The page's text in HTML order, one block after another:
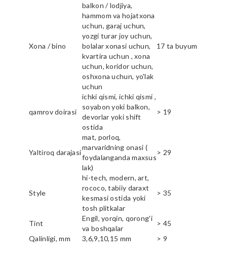
Xona / bino
balkon / lodjiya,
hammom va hojatxona
uchun, garaj uchun,
yozgi turar joy uchun,
bolalar xonasi uchun,
kvartira uchun , xona
uchun, koridor uchun,
oshxona uchun, yo'lak
uchun
17 ta buyum
qamrov doirasi
ichki qismi, ichki qismi ,
soyabon yoki balkon,
devorlar yoki shift
ostida
> 19
Yaltiroq darajasi
mat, porloq,
marvaridning onasi (
foydalanganda maxsus
lak)
> 29
Style
hi-tech, modern, art,
rococo, tabiiy daraxt
kesmasi ostida yoki
tosh plitkalar
> 35
Tint
Engil, yorqin, qorong'i
va boshqalar
> 45
Qalinligi, mm
3,6,9,10,15 mm > 9